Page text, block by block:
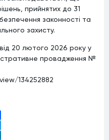
прийнятих до 31
законності та
захисту.
20 лютого 2026 року у
провадження №
134252882